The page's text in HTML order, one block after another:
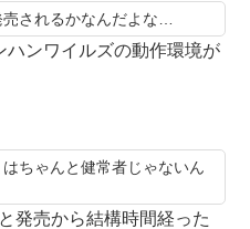
売されるかなんだよな…
ハンワイルズの動作環境が
ちゃんと健常者じゃないん
発売から結構時間経った